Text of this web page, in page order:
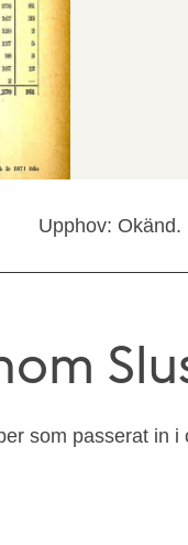
Upphov: Okänd.
som passerat in i